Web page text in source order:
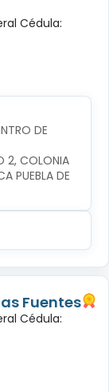
Cédula:
DE
2, COLONIA
PUEBLA DE
Fuentes
Cédula: